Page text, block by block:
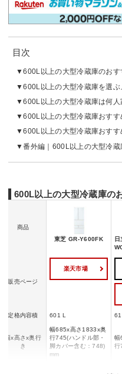
目次
600L以上の大型冷蔵庫のお
600L以上の大型冷蔵庫を選ぶ
600L以上の大型冷蔵庫は何人
600L以上の大型冷蔵庫おす
600L以上の大型冷蔵庫おす
番外編｜600L以上の大型冷
600L以上の大型冷蔵庫の
商品
東芝 GR-Y600FK
販売ページ
楽天市場
定格内容積 601 L
幅x高さx奥行
き
幅685x高さ1833x奥
行745(ハンドル部・
脚カバー含む：748)
mm
幅
行